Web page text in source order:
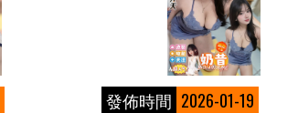
發佈時間 2026-01-19